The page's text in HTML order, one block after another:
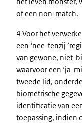
of een non-match.
4 Voor het
een ‘nee-tenzij
van gewone, niet-
waarvoor een ‘ja-
tweede lid,
biometrische
identificatie van
toepassing, indien